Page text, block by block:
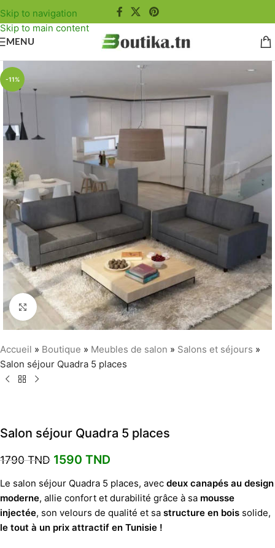
Skip to navigation
Skip to main content
MENU
-11%
Agrandir
Accueil » Boutique » Meubles de salon » Salons et séjours »
Salon séjour Quadra 5 places
Salon séjour Quadra 5 places
1790TND 1590 TND
Le salon séjour Quadra 5 places, avec deux canapés au design
moderne, allie confort et durabilité grâce à sa mousse
injectée, son velours de qualité et sa structure en bois solide,
le tout à un prix attractif en Tunisie !